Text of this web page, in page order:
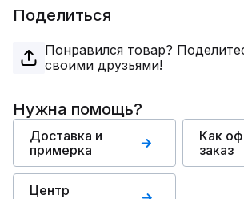
Поделиться
Понравился товар?
своими друзьями!
Нужна помощь?
Доставка и
примерка
Как
заказ
Центр